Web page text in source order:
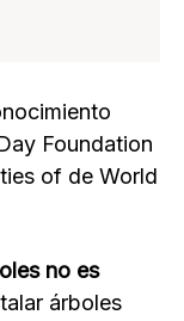
Foundation
of de World
no es
árboles